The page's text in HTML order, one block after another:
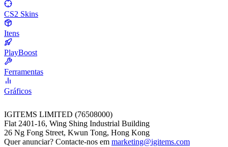
CS2 Skins
Itens
PlayBoost
Ferramentas
Gráficos
IGITEMS LIMITED (76508000)
Flat 2401-16, Wing Shing Industrial Building
26 Ng Fong Street, Kwun Tong, Hong Kong
Quer anunciar? Contacte-nos em marketing@igitems.com